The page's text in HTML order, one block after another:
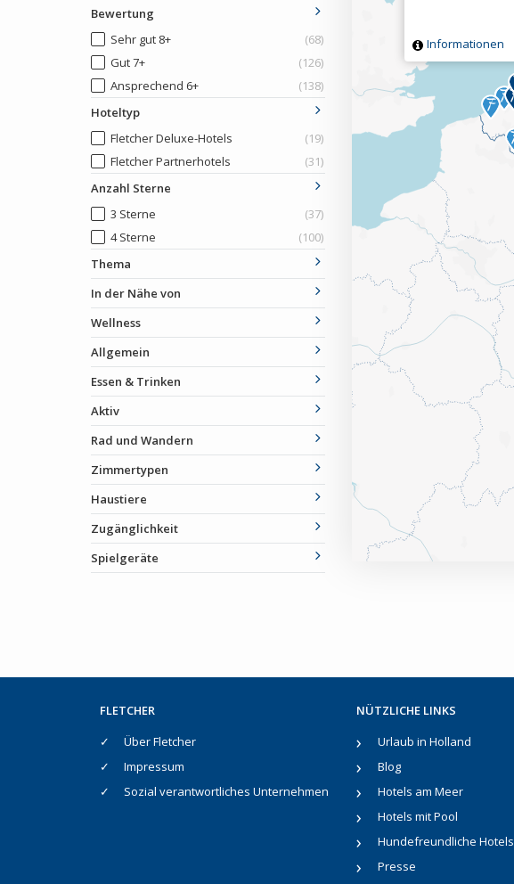
Bewertung
Sehr gut 8+
(68)
Gut 7+
(126)
Ansprechend 6+
(138)
Hoteltyp
Fletcher Deluxe-Hotels
(19)
Fletcher Partnerhotels
(31)
Anzahl Sterne
3 Sterne
(37)
4 Sterne
(100)
Thema
In der Nähe von
Wellness
Allgemein
Essen & Trinken
Aktiv
Rad und Wandern
Zimmertypen
Haustiere
Zugänglichkeit
Spielgeräte
Informationen
FLETCHER
Über Fletcher
Impressum
Sozial verantwortliches Unternehmen
NÜTZLICHE LINKS
Urlaub in Holland
Blog
Hotels am Meer
Hotels mit Pool
Hundefreundliche Hotels
Presse